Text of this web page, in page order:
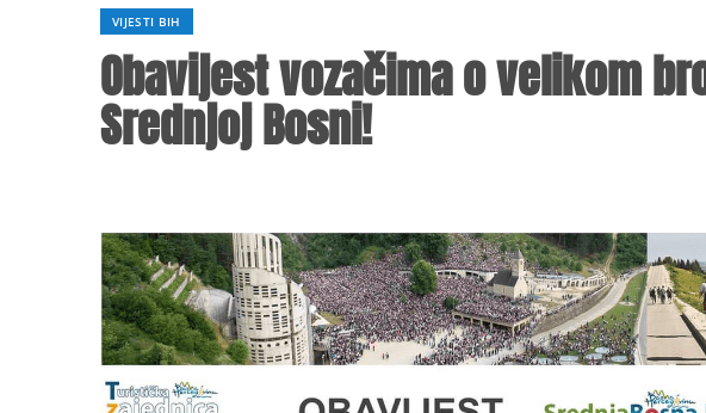
VIJESTI BIH
Obavijest vozačima o velikom
Srednjoj Bosni!